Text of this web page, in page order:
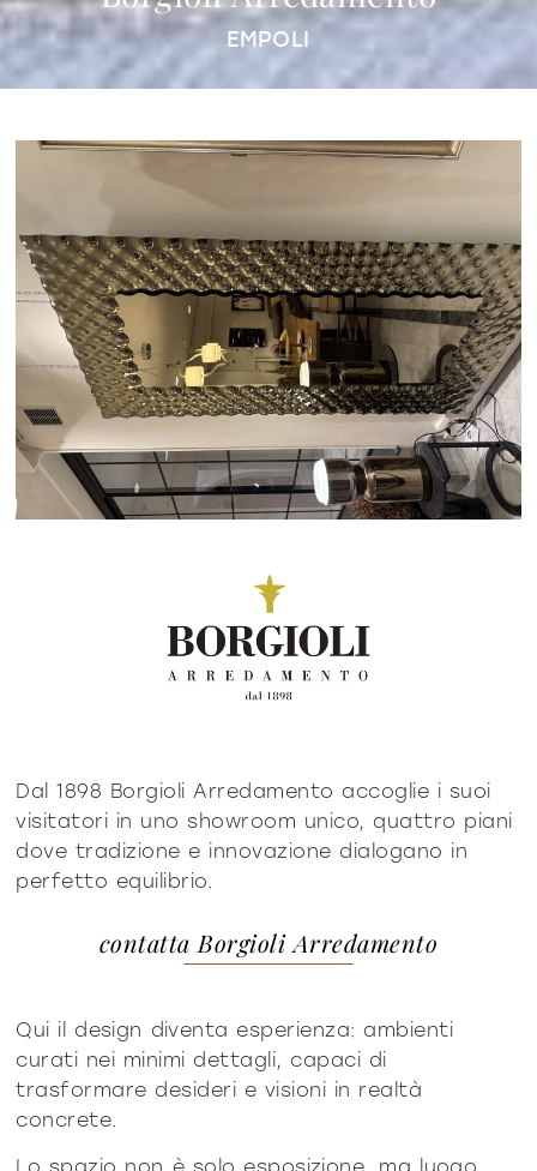
EMPOLI
Dal 1898 Borgioli Arredamento accoglie i suoi
visitatori in uno showroom unico, quattro piani
dove tradizione e innovazione dialogano in
perfetto equilibrio.
contatta Borgioli Arredamento
Qui il design diventa esperienza: ambienti
curati nei minimi dettagli, capaci di
trasformare desideri e visioni in realtà
concrete.